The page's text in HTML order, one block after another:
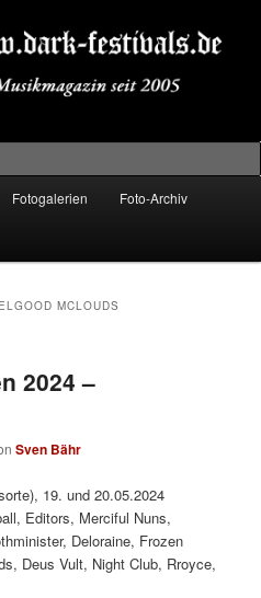
Fotogalerien Foto-Archiv
MCLOUDS
2024 –
Sven Bähr
19. und 20.05.2024
Editors, Merciful Nuns,
Deloraine, Frozen
Deus Vult, Night Club, Rroyce,